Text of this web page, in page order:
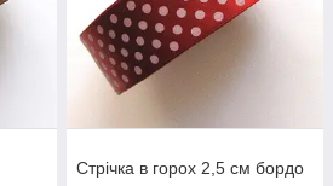
Стрічка в горох 2,5 см бордо